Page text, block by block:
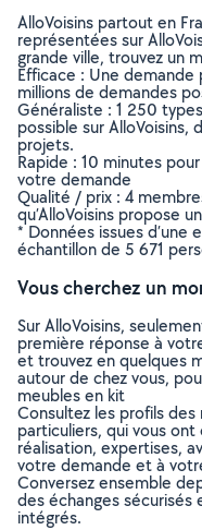
AlloVoisins partout en
représentées sur
grande ville, trouvez un
Efficace : Une
millions de demandes
Généraliste : 1 250
possible sur AlloVoisins,
projets.
Rapide : 10 minutes
votre demande
Qualité / prix : 4
qu’AlloVoisins propose
* Données issues d’une
échantillon de 5 671
Vous cherchez un
Sur AlloVoisins,
première réponse à
et trouvez en quelques
autour de chez vous,
meubles en kit
Consultez les profils
particuliers, qui vous
réalisation, expertises,
votre demande et à
Conversez ensemble
des échanges
intégrés.